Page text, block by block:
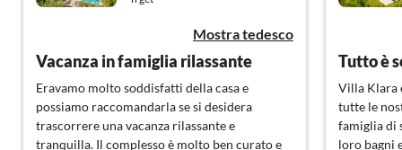
Mostra tedesco
Vacanza in famiglia rilassante
Eravamo molto soddisfatti della casa e
possiamo raccomandarla se si desidera
trascorrere una vacanza rilassante e
tranquilla. Il complesso è molto ben curato e
Tutto è
Villa Klara
tutte le
famiglia di
loro bagni